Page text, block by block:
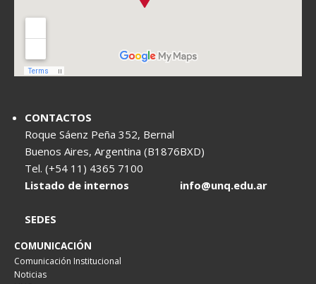
CONTACTOS
Roque Sáenz Peña 352, Bernal
Buenos Aires, Argentina (B1876BXD)
Tel. (+54 11) 4365 7100
Listado de internos
info@unq.edu.ar
SEDES
COMUNICACIÓN
Comunicación Institucional
Noticias